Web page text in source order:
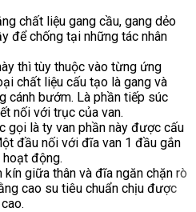
chất liệu gang cầu, gang dẻo
để chống tại những tác nhân
thì tùy thuộc vào từng ứng
chất liệu cấu tạo là gang và
cánh bướm. Là phần tiếp súc
nối với trục của van.
gọi là ty van phần này được cấu
đầu nối với đĩa van 1 đầu gắn
động.
kín giữa thân và đĩa ngăn chặn rò
cao su tiêu chuẩn chịu được